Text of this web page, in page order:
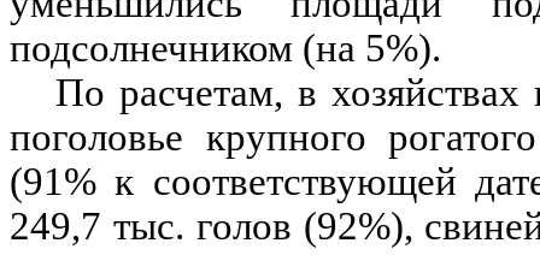
подсолнечником (на 5%).
По расчетам, в
поголовье крупного
(91% к соответствующей
249,7 тыс. голов (92%),